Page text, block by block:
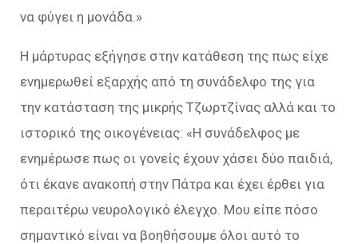
να φύγει η μονάδα.»
Η μάρτυρας εξήγησε στην κατάθεση της πως είχε
ενημερωθεί εξαρχής από τη συνάδελφο της για
την κατάσταση της μικρής Τζωρτζίνας αλλά και το
ιστορικό της οικογένειας: «Η συνάδελφος με
ενημέρωσε πως οι γονείς έχουν χάσει δύο παιδιά,
ότι έκανε ανακοπή στην Πάτρα και έχει έρθει για
περαιτέρω νευρολογικό έλεγχο. Μου είπε πόσο
σημαντικό είναι να βοηθήσουμε όλοι αυτό το